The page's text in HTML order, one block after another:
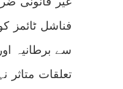
فناشل ٹائمز
سے برطانیہ
تعلقات متاثر